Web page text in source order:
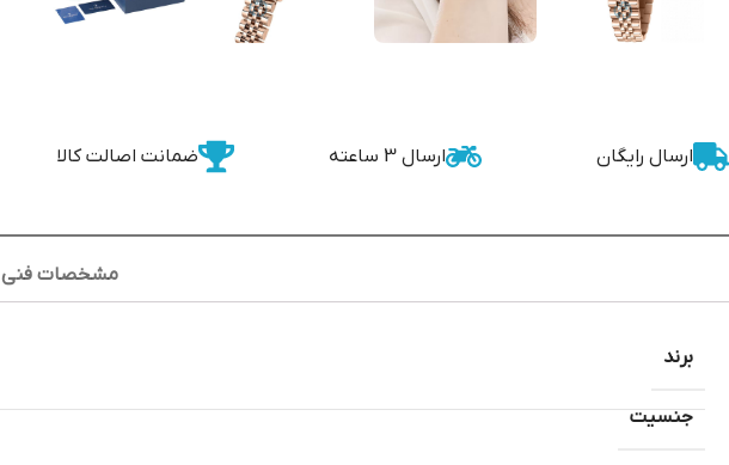
ارسال رایگان ارسال 3 ساعته ضمانت اصالت کالا
مشخصات فنی
جنسیت
برند